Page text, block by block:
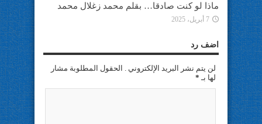
ماذا لو كنت صادقا… بقلم محمد زغلال محمد
7 أبريل، 2025
اضف رد
لن يتم نشر البريد الإلكتروني . الحقول المطلوبة مشار
لها بـ *